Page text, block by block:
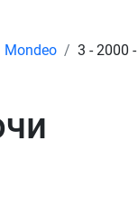
Mondeo 3 - 2000